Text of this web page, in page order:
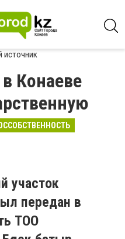
в Конаеве
участок
передан в
ТОО